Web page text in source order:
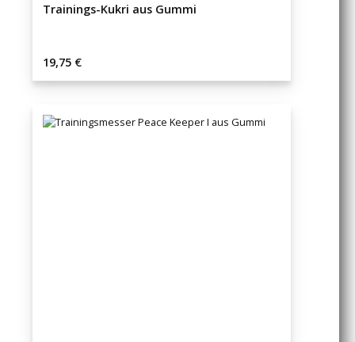
Trainings-Kukri aus Gummi
Regulärer Preis:
19,75 €